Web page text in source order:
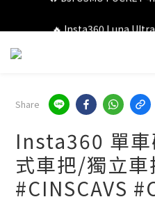
🔥 Insta360 GO Ultra Hello
Share
Insta360 單
式車把/獨立車
#CINSCAVS